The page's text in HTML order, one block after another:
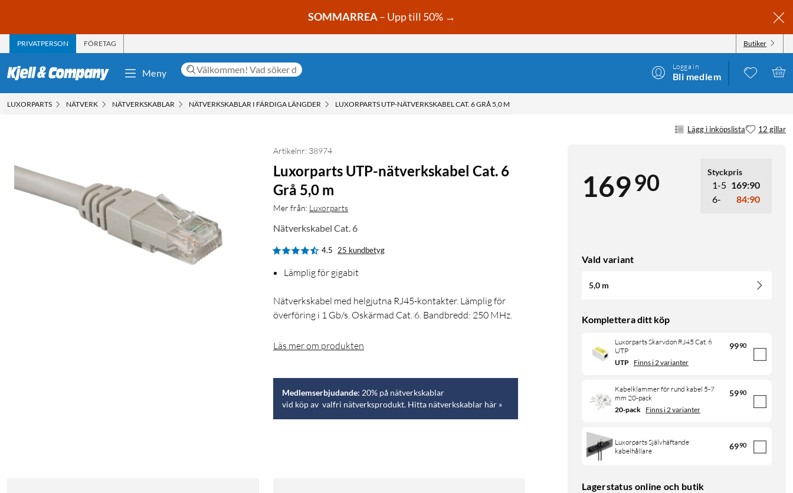
SOMMARREA– Upp till 50% →
PRIVATPERSON FÖRETAG Butiker
Meny
Logga in
Bli medlem
LUXORPARTS NÄTVERK NÄTVERKSKABLAR NÄTVERKSKABLAR I FÄRDIGA LÄNGDER LUXORPARTS UTP-NÄTVERKSKABEL CAT. 6 GRÅ 5,0 M
Lägg i inköpslista 12 gillar
16990 Styckpris
1-5 169:90
6-
84:90
Vald variant
5,0 m
Komplettera ditt köp
Luxorparts Skarvdon RJ45 Cat. 6
UTP
9990
UTP Finns i 2 varianter
Kabelklammer för rund kabel 5-7
mm 20-pack
5990
20-pack Finns i 2 varianter
Luxorparts Självhäftande
kabelhållare
6990
Lagerstatus online och butik
Artikelnr: 38974
Luxorparts UTP-nätverkskabel Cat. 6
Grå 5,0 m
Mer från: Luxorparts
Nätverkskabel Cat. 6
4.5 25 kundbetyg
Lämplig för gigabit
Nätverkskabel med helgjutna RJ45-kontakter. Lämplig för
överföring i 1 Gb/s. Oskärmad Cat. 6. Bandbredd: 250 MHz.
Läs mer om produkten
Medlemserbjudande: 20% på nätverkskablar
vid köp av valfri nätverksprodukt. Hitta nätverkskablar här »